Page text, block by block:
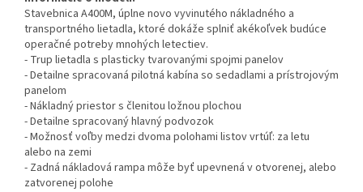
Stavebnica A400M, úplne novo vyvinutého nákladného a
transportného lietadla, ktoré dokáže splniť akékoľvek budúce
operačné potreby mnohých letectiev.
- Trup lietadla s plasticky tvarovanými spojmi panelov
- Detailne spracovaná pilotná kabína so sedadlami a prístrojovým
panelom
- Nákladný priestor s členitou ložnou plochou
- Detailne spracovaný hlavný podvozok
- Možnosť voľby medzi dvoma polohami listov vrtúľ: za letu
alebo na zemi
- Zadná nákladová rampa môže byť upevnená v otvorenej, alebo
zatvorenej polohe